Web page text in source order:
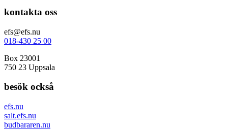
kontakta oss
efs@efs.nu
018-430 25 00
Box 23001
750 23 Uppsala
besök också
efs.nu
salt.efs.nu
budbararen.nu